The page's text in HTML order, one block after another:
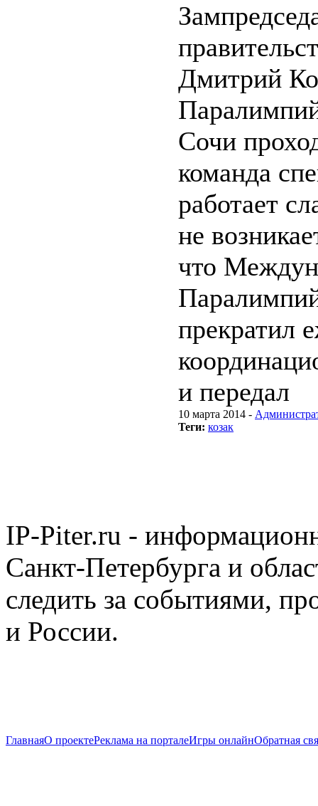
Дмитрий
Сочи
команда
работает
не
что
прекратил
и передал
10 марта 2014 -
Теги: козак
IP-Piter.ru -
Санкт-Петербурга и
следить за событиями,
и России.
ГлавнаяО проектеРеклама на порталеИгры онлайнОбратная